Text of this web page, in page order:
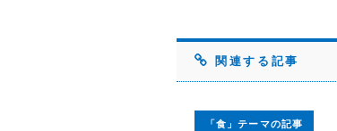
関連する記事
「食」テーマの記事